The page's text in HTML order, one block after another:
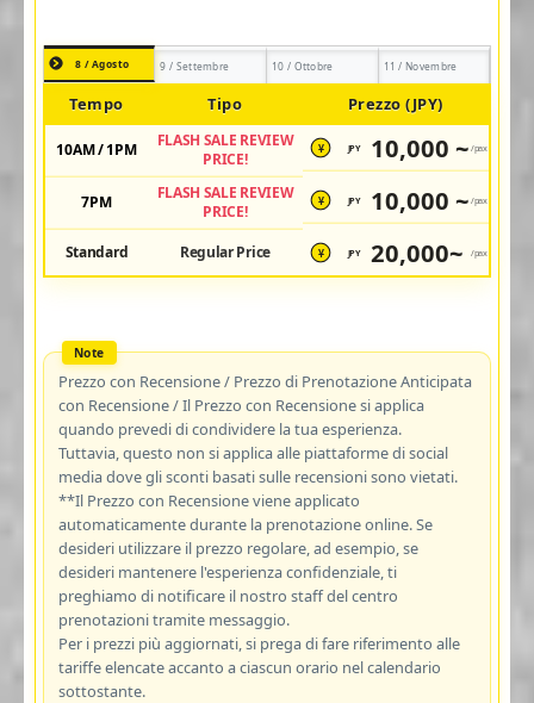
8 / Agosto 9 / Settembre 10 / Ottobre 11 / Novembre
Tempo Tipo Prezzo (JPY)
10AM / 1PM
FLASH SALE REVIEW
PRICE!
¥ JPY 10,000 ~ /pax
7PM
FLASH SALE REVIEW
PRICE!
¥ JPY 10,000 ~ /pax
Standard Regular Price ¥ JPY 20,000~ /pax
Prezzo con Recensione / Prezzo di Prenotazione Anticipata
con Recensione / Il Prezzo con Recensione si applica
quando prevedi di condividere la tua esperienza.
Tuttavia, questo non si applica alle piattaforme di social
media dove gli sconti basati sulle recensioni sono vietati.
**Il Prezzo con Recensione viene applicato
automaticamente durante la prenotazione online. Se
desideri utilizzare il prezzo regolare, ad esempio, se
desideri mantenere l'esperienza confidenziale, ti
preghiamo di notificare il nostro staff del centro
prenotazioni tramite messaggio.
Per i prezzi più aggiornati, si prega di fare riferimento alle
tariffe elencate accanto a ciascun orario nel calendario
sottostante.